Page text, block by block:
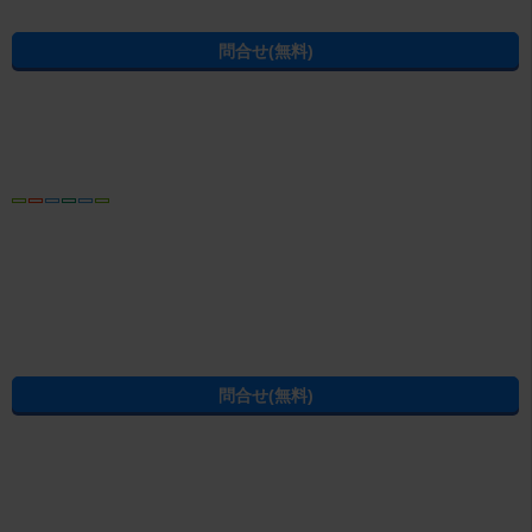
電話ならやりとりがスムーズです
しております。
三島駅(東海道新幹線（東海）)
住所から賃貸マンション・賃貸アパートを探す